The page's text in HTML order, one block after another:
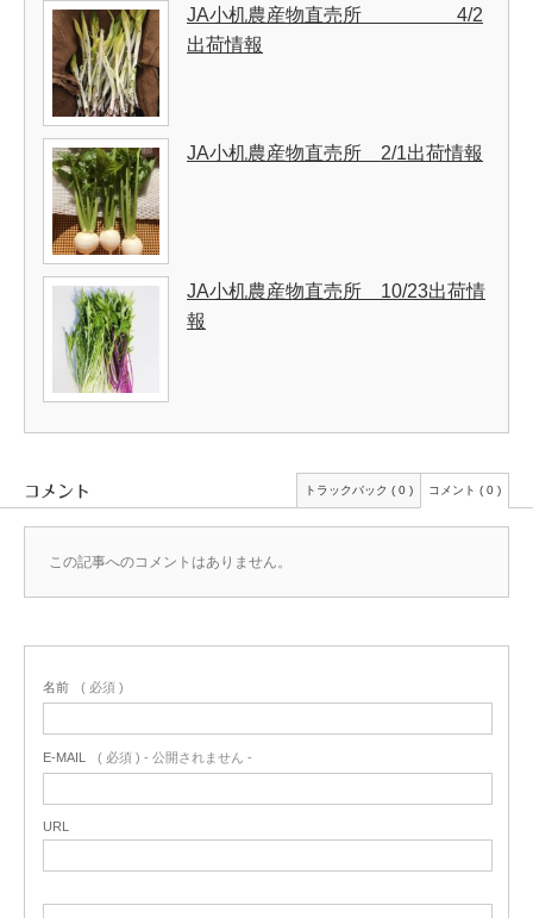
JA小机農産物直売所 4/2
出荷情報
JA小机農産物直売所 2/1出荷情報
JA小机農産物直売所 10/23出荷情
報
コメント トラックバック ( 0 ) コメント ( 0 )
この記事へのコメントはありません。
名前 ( 必須 )
E-MAIL ( 必須 ) - 公開されません -
URL